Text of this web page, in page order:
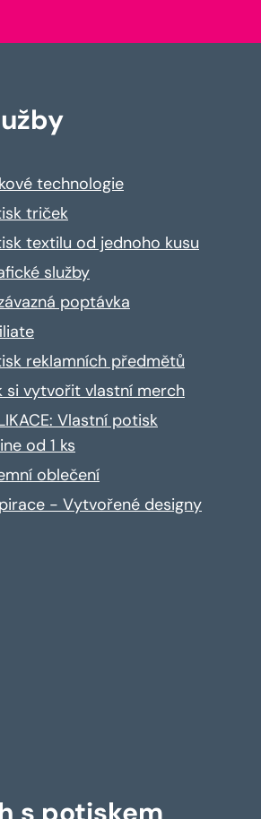
technologie
triček
textilu od jednoho kusu
služby
poptávka
reklamních předmětů
si vytvořit vlastní merch
Vlastní potisk
od 1 ks
oblečení
- Vytvořené designy